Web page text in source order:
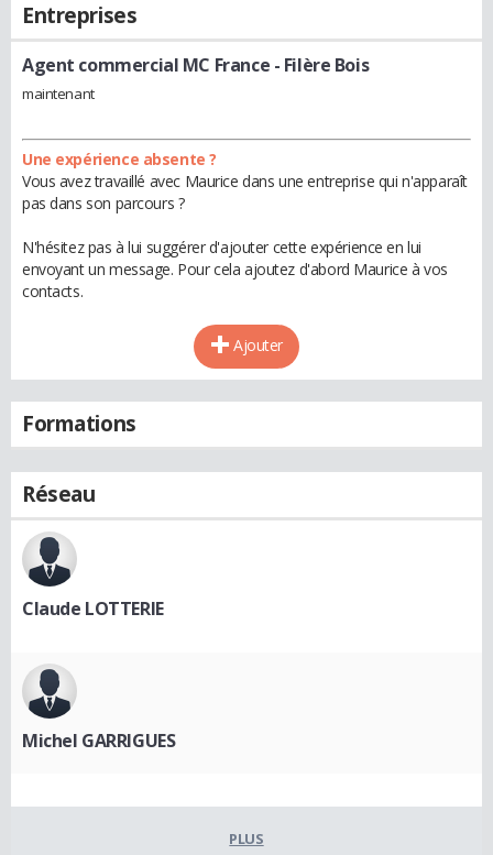
Entreprises
Agent commercial MC France - Filère Bois
maintenant
Une expérience absente ?
Vous avez travaillé avec Maurice dans une entreprise qui n'apparaît
pas dans son parcours ?
N'hésitez pas à lui suggérer d'ajouter cette expérience en lui
envoyant un message. Pour cela ajoutez d'abord Maurice à vos
contacts.
Ajouter
Formations
Réseau
Claude LOTTERIE
Michel GARRIGUES
PLUS